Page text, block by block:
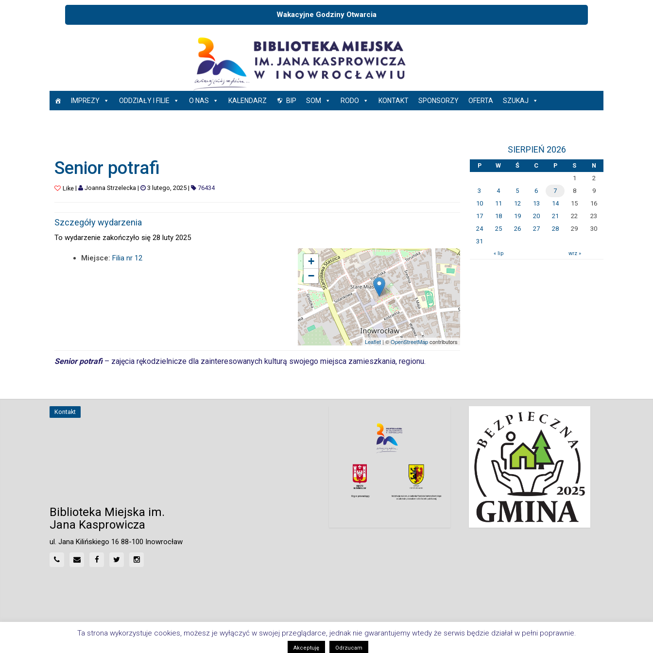
Wakacyjne Godziny Otwarcia
IMPREZY ODDZIAŁY I FILIE O NAS KALENDARZ BIP SOM RODO KONTAKT SPONSORZY OFERTA SZUKAJ
Senior potrafi
Like| Joanna Strzelecka| 3 lutego, 2025| 76434
Szczegóły wydarzenia
To wydarzenie zakończyło się 28 luty 2025
Miejsce: Filia nr 12
+
−
Leaflet | ©OpenStreetMapcontributors
Senior potrafi– zajęcia rękodzielnicze dla zainteresowanych kulturą swojego miejsca zamieszkania, regionu.
SIERPIEŃ 2026
P W Ś C P S
N
1
2
3
4 5 6 7 8
9
10
11 12 13 14 15
16
17
18 19 20 21 22
23
24
25 26 27 28 29
30
31
« lip wrz »
Kontakt
Biblioteka Miejska im.
Jana Kasprowicza
ul. Jana Kilińskiego 16 88-100 Inowrocław
Copyright © 2026 Biblioteka Miejska Im. Jana Kasprowicza W Inowrocławiu. All Rights Reserved.
Ta strona wykorzystuje cookies, możesz je wyłączyć w swojej przeglądarce, jednak nie gwarantujemy wtedy że serwis będzie działał w pełni poprawnie.
Akceptuję Odrzucam